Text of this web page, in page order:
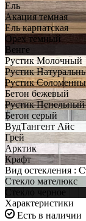
Ель
Акация темная
Ель карпатская
Орех темный
Венге
Рустик Молочный
Рустик
Рустик
Бетон бежевый
Рустик Пепельный
Бетон серый
ВудТангент Айс
Грей
Арктик
Крафт
Вид остекления :
Стекло мателюкс
Стекло черное
Характеристики
Есть в наличии